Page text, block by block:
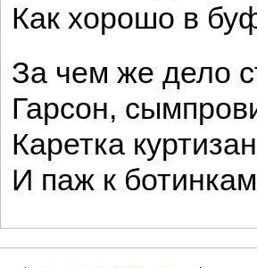
Как хорошо в
За чем же дело
Гарсон,
Каретка
И паж к